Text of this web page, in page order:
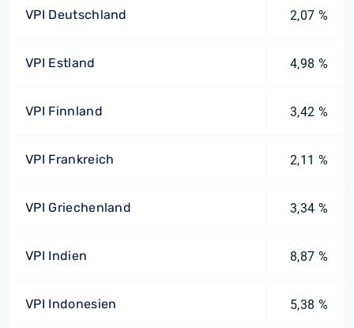
VPI Deutschland 2,07 %
VPI Estland 4,98 %
VPI Finnland 3,42 %
VPI Frankreich 2,11 %
VPI Griechenland 3,34 %
VPI Indien 8,87 %
VPI Indonesien 5,38 %